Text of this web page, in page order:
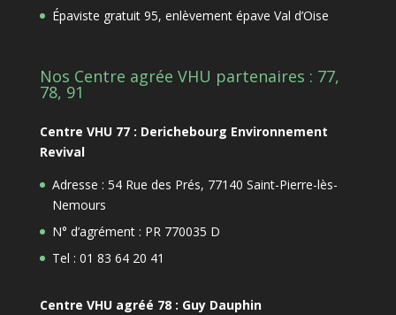
Épaviste gratuit 95, enlèvement épave Val d’Oise
Nos Centre agrée VHU partenaires : 77,
78, 91
Centre VHU 77 : Derichebourg Environnement
Revival
Adresse : 54 Rue des Prés, 77140 Saint-Pierre-lès-
Nemours
N° d’agrément : PR 770035 D
Tel : 01 83 64 20 41
Centre VHU agréé 78 : Guy Dauphin